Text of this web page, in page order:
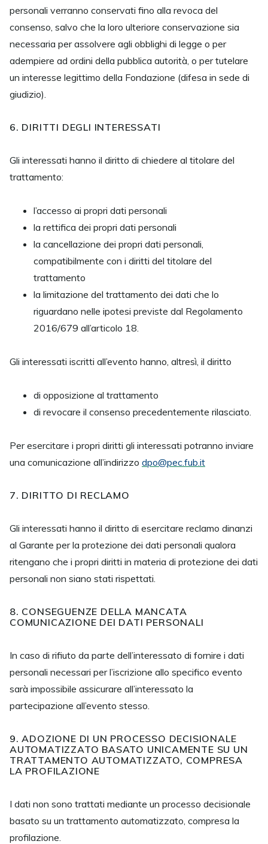
personali verranno conservati fino alla revoca del
consenso, salvo che la loro ulteriore conservazione sia
necessaria per assolvere agli obblighi di legge o per
adempiere ad ordini della pubblica autorità, o per tutelare
un interesse legittimo della Fondazione (difesa in sede di
giudizio).
6. DIRITTI DEGLI INTERESSATI
Gli interessati hanno il diritto di chiedere al titolare del
trattamento:
l’accesso ai propri dati personali
la rettifica dei propri dati personali
la cancellazione dei propri dati personali,
compatibilmente con i diritti del titolare del
trattamento
la limitazione del trattamento dei dati che lo
riguardano nelle ipotesi previste dal Regolamento
2016/679 all’articolo 18.
Gli interessati iscritti all’evento hanno, altresì, il diritto
di opposizione al trattamento
di revocare il consenso precedentemente rilasciato.
Per esercitare i propri diritti gli interessati potranno inviare
una comunicazione all’indirizzo dpo@pec.fub.it
7. DIRITTO DI RECLAMO
Gli interessati hanno il diritto di esercitare reclamo dinanzi
al Garante per la protezione dei dati personali qualora
ritengano che i propri diritti in materia di protezione dei dati
personali non siano stati rispettati.
8. CONSEGUENZE DELLA MANCATA
COMUNICAZIONE DEI DATI PERSONALI
In caso di rifiuto da parte dell’interessato di fornire i dati
personali necessari per l’iscrizione allo specifico evento
sarà impossibile assicurare all’interessato la
partecipazione all’evento stesso.
9. ADOZIONE DI UN PROCESSO DECISIONALE
AUTOMATIZZATO BASATO UNICAMENTE SU UN
TRATTAMENTO AUTOMATIZZATO, COMPRESA
LA PROFILAZIONE
I dati non sono trattati mediante un processo decisionale
basato su un trattamento automatizzato, compresa la
profilazione.